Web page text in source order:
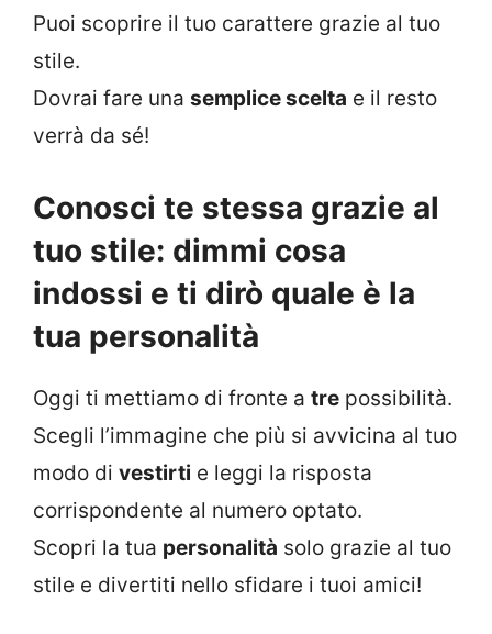
Puoi scoprire il tuo carattere grazie al tuo
stile.
Dovrai fare una semplice scelta e il resto
verrà da sé!
Conosci te stessa grazie al
tuo stile: dimmi cosa
indossi e ti dirò quale è la
tua personalità
Oggi ti mettiamo di fronte a tre possibilità.
Scegli l’immagine che più si avvicina al tuo
modo di vestirti e leggi la risposta
corrispondente al numero optato.
Scopri la tua personalità solo grazie al tuo
stile e divertiti nello sfidare i tuoi amici!